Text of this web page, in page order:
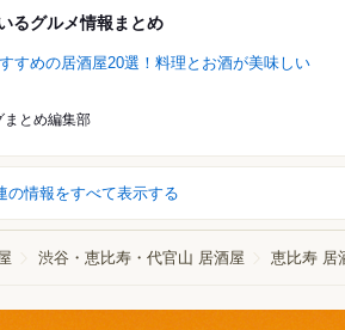
るグルメ情報まとめ
すめの居酒屋20選！料理とお酒が美味しい
まとめ編集部
の情報をすべて表示する
渋谷・恵比寿・代官山 居酒屋 恵比寿 居